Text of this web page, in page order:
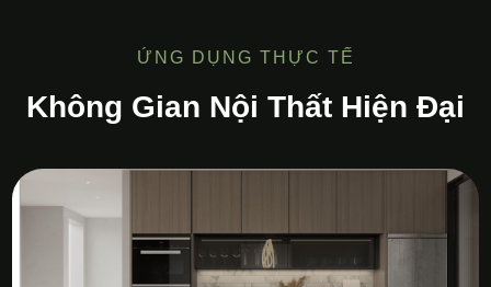
ỨNG DỤNG THỰC TẾ
Không Gian Nội Thất Hiện Đại